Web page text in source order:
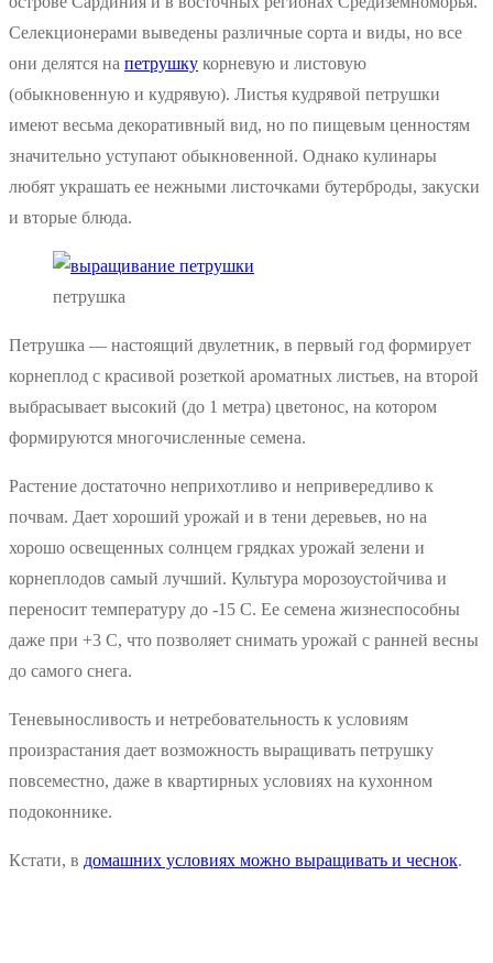
Селекционерами выведены различные сорта и виды, но все
они делятся на петрушку корневую и листовую
(обыкновенную и кудрявую). Листья кудрявой петрушки
имеют весьма декоративный вид, но по пищевым ценностям
значительно уступают обыкновенной. Однако кулинары
любят украшать ее нежными листочками бутерброды, закуски
и вторые блюда.
петрушка
Петрушка — настоящий двулетник, в первый год формирует
корнеплод с красивой розеткой ароматных листьев, на второй
выбрасывает высокий (до 1 метра) цветонос, на котором
формируются многочисленные семена.
Растение достаточно неприхотливо и непривередливо к
почвам. Дает хороший урожай и в тени деревьев, но на
хорошо освещенных солнцем грядках урожай зелени и
корнеплодов самый лучший. Культура морозоустойчива и
переносит температуру до -15 С. Ее семена жизнеспособны
даже при +3 С, что позволяет снимать урожай с ранней весны
до самого снега.
Теневыносливость и нетребовательность к условиям
произрастания дает возможность выращивать петрушку
повсеместно, даже в квартирных условиях на кухонном
подоконнике.
Кстати, в домашних условиях можно выращивать и чеснок.